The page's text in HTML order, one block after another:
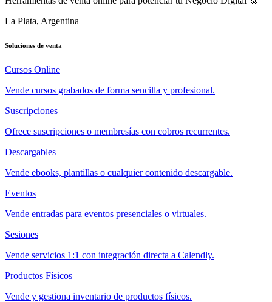
La Plata, Argentina
Soluciones de venta
Cursos Online
Vende cursos grabados de forma sencilla y profesional.
Suscripciones
Ofrece suscripciones o membresías con cobros recurrentes.
Descargables
Vende ebooks, plantillas o cualquier contenido descargable.
Eventos
Vende entradas para eventos presenciales o virtuales.
Sesiones
Vende servicios 1:1 con integración directa a Calendly.
Productos Físicos
Vende y gestiona inventario de productos físicos.